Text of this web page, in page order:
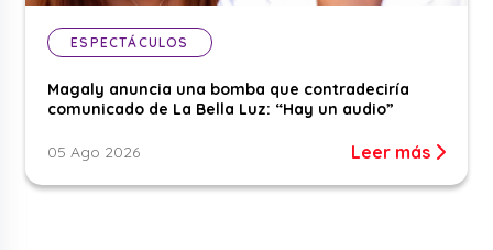
ESPECTÁCULOS
Magaly anuncia una bomba que contradeciría
comunicado de La Bella Luz: “Hay un audio”
05 Ago 2026 Leer más